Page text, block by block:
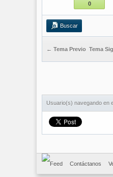
0
Buscar
← Tema Previo Tema
Usuario(s) navegando en
Contáctanos